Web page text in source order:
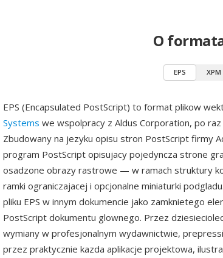
O
EPS XPM
EPS (Encapsulated PostScript) to format plikow
Systems we wspolpracy z Aldus Corporation, po
Zbudowany na jezyku opisu stron PostScript firmy
program PostScript opisujacy pojedyncza strone
osadzone obrazy rastrowe — w ramach struktury
ramki ograniczajacej i opcjonalne miniaturki
pliku EPS w innym dokumencie jako zamknietego
PostScript dokumentu glownego. Przez
wymiany w profesjonalnym wydawnictwie,
przez praktycznie kazda aplikacje projektowa,